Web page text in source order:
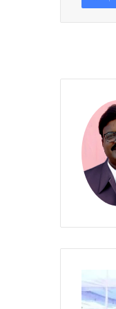
विधानसभा
को